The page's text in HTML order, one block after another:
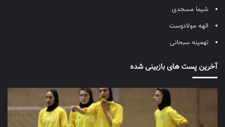
شیما مسجدی
الهه مولادوست
تهمینه سبحانی
آخرین پست های بازبینی شده